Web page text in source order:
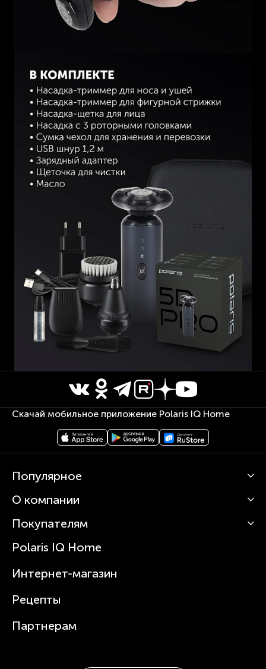
Скачай мобильное приложение Polaris IQ Home
Популярное
Кофемашины
Вертикальные пылесосы
Зубные щетки и ирригаторы
Увлажнители
Посуда
О компании
О Polaris
Статьи
Покупателям
Сервисные центры
Где купить
Polaris IQ Home
Интернет-магазин
Рецепты
Партнерам